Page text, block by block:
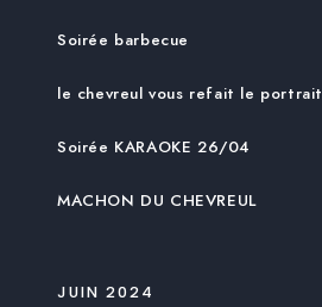
Soirée barbecue
le chevreul vous refait le portrait
Soirée KARAOKE 26/04
MACHON DU CHEVREUL
JUIN 2024